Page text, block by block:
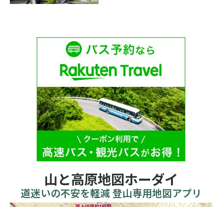
山と高原地図ホーダイ
道迷いの不安を軽減 登山専用地図アプリ